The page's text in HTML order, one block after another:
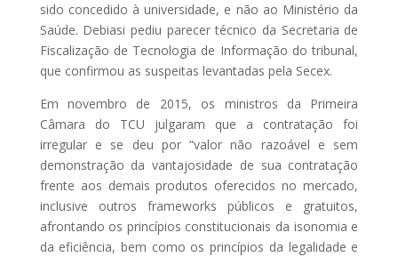
sido concedido à universidade, e não ao Ministério da
Saúde. Debiasi pediu parecer técnico da Secretaria de
Fiscalização de Tecnologia de Informação do tribunal,
que confirmou as suspeitas levantadas pela Secex.
Em novembro de 2015, os ministros da Primeira
Câmara do TCU julgaram que a contratação foi
irregular e se deu por “valor não razoável e sem
demonstração da vantajosidade de sua contratação
frente aos demais produtos oferecidos no mercado,
inclusive outros frameworks públicos e gratuitos,
afrontando os princípios constitucionais da isonomia e
da eficiência, bem como os princípios da legalidade e